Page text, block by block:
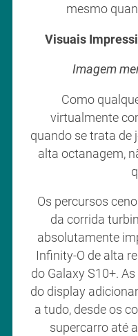
mesmo
Visuais
Imagem
Como
virtualmente
quando se trata de
alta octanagem,
Os percursos
da corrida
absolutamente
Infinity-O de alta
do Galaxy S10+.
do display
a tudo, desde os
supercarro até